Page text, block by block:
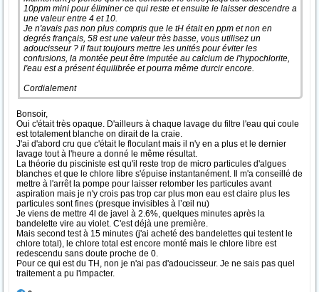
10ppm mini pour éliminer ce qui reste et ensuite le laisser descendre a
une valeur entre 4 et 10.
Je n'avais pas non plus compris que le tH était en ppm et non en
degrés français, 58 est une valeur très basse, vous utilisez un
adoucisseur ? il faut toujours mettre les unités pour éviter les
confusions, la montée peut être imputée au calcium de l'hypochlorite,
l'eau est a présent équilibrée et pourra même durcir encore.
Cordialement
Bonsoir,
Oui c'était très opaque. D'ailleurs à chaque lavage du filtre l'eau qui coule
est totalement blanche on dirait de la craie.
J'ai d'abord cru que c'était le floculant mais il n'y en a plus et le dernier
lavage tout à l'heure a donné le même résultat.
La théorie du pisciniste est qu'il reste trop de micro particules d'algues
blanches et que le chlore libre s'épuise instantanément. Il m'a conseillé de
mettre à l'arrêt la pompe pour laisser retomber les particules avant
aspiration mais je n'y crois pas trop car plus mon eau est claire plus les
particules sont fines (presque invisibles à l’œil nu)
Je viens de mettre 4l de javel à 2.6%, quelques minutes après la
bandelette vire au violet. C'est déjà une première.
Mais second test à 15 minutes (j'ai acheté des bandelettes qui testent le
chlore total), le chlore total est encore monté mais le chlore libre est
redescendu sans doute proche de 0.
Pour ce qui est du TH, non je n'ai pas d'adoucisseur. Je ne sais pas quel
traitement a pu l'impacter.